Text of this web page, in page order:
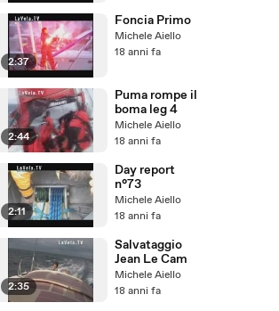
2:37
Foncia Primo
Michele Aiello
18 anni fa
2:44
Puma rompe il
boma leg 4
Michele Aiello
18 anni fa
2:11
Day report
n°73
Michele Aiello
18 anni fa
2:35
Salvataggio
Jean Le Cam
Michele Aiello
18 anni fa